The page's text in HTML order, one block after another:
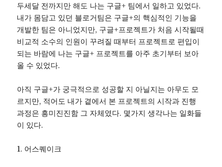
두세달 전까지만 해도 나는 구글+ 팀에서 일하고 있었다.
내가 몸담고 있던 블로거팀은 구글+의 핵심적인 기능을
개발한 팀은 아니었지만, 구글+프로젝트가 처음 시작될때
비교적 소수의 인원이 꾸려질 때부터 프로젝트로 편입이
되는 바람에 나는 구글+ 프로젝트를 아주 초기부터 보아
올 수 있었다.
아직 구글+가 궁극적으로 성공할 지 아닐지는 아무도 모
르지만, 적어도 내가 곁에서 본 프로젝트의 시작과 진행
과정은 흥미진진함 그 자체였다. 몇가지 생각나는 일화들
이 있다.
1. 어스퀘이크